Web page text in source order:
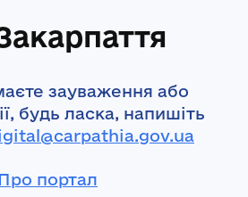
зауваження або
будь ласка, напишіть
Про портал